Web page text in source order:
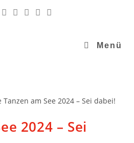
Menü
2024 – Sei